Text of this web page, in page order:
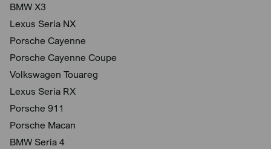
BMW X3
Lexus Seria NX
Porsche Cayenne
Porsche Cayenne Coupe
Volkswagen Touareg
Lexus Seria RX
Porsche 911
Porsche Macan
BMW Seria 4